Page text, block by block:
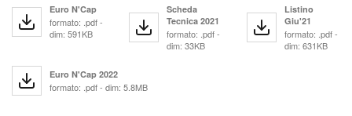
Euro N'Cap
formato: .pdf -
dim: 591KB
Scheda
Tecnica 2021
formato: .pdf -
dim: 33KB
Listino
Giu'21
formato: .pdf -
dim: 631KB
Euro N'Cap 2022
formato: .pdf - dim: 5.8MB